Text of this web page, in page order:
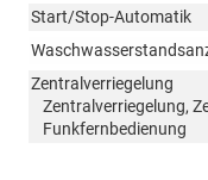
Start/Stop-Automatik
Zentralverriegelung
Zentralverriegelung,
Funkfernbedienung